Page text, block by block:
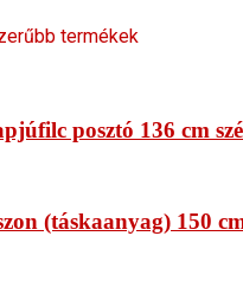
termékek
posztó 136 cm
(táskaanyag) 150